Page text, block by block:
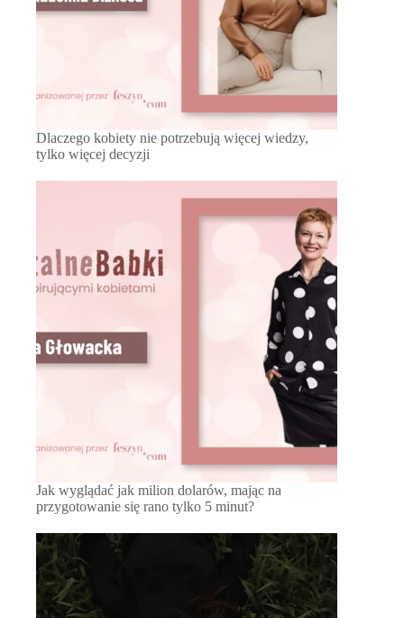
Dlaczego kobiety nie potrzebują więcej wiedzy,
tylko więcej decyzji
Jak wyglądać jak milion dolarów, mając na
przygotowanie się rano tylko 5 minut?